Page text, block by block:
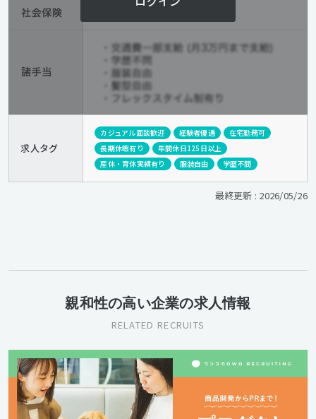
求人タグ
カジュアル面談歓迎 経験者優遇
在宅勤務可
長期休暇有り
年間休日125日以上
産休・育休実績有り
服装自由 学歴不問
最終更新 : 2026/05/26
親和性の高い企業の求人情報
RELATED RECRUITS